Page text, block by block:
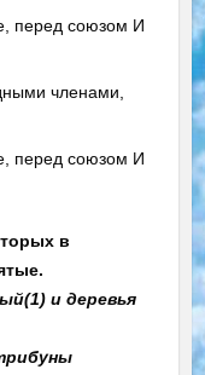
перед союзом И
членами,
перед союзом И
в
и деревья